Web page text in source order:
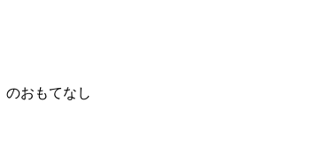
のおもてなし